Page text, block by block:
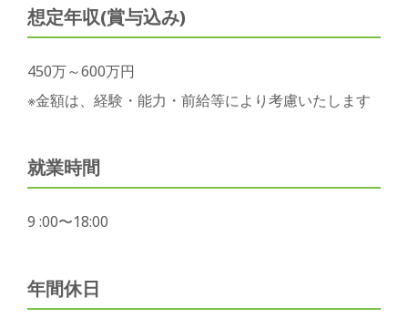
想定年収(賞与込み)
450万～600万円
※金額は、経験・能力・前給等により考慮いたします
就業時間
9 :00〜18:00
年間休日